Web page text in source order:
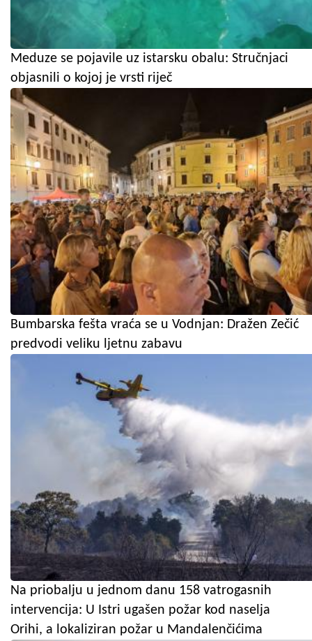
Meduze se pojavile uz istarsku obalu: Stručnjaci
objasnili o kojoj je vrsti riječ
Bumbarska fešta vraća se u Vodnjan: Dražen Zečić
predvodi veliku ljetnu zabavu
Na priobalju u jednom danu 158 vatrogasnih
intervencija: U Istri ugašen požar kod naselja
Orihi, a lokaliziran požar u Mandalenčićima